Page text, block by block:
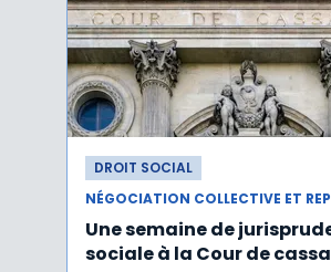
DROIT SOCIAL
Une semaine de
sociale à la Cour de